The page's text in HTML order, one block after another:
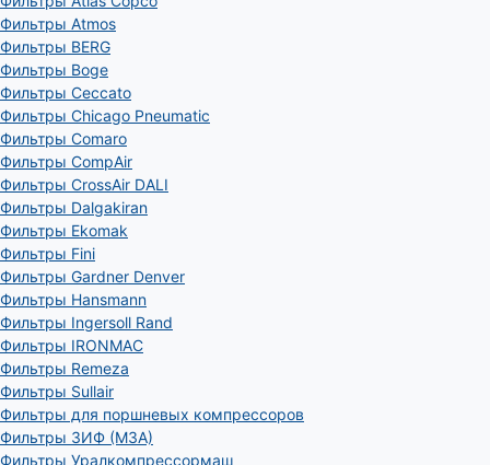
Фильтры Atmos
Фильтры BERG
Фильтры Boge
Фильтры Ceccato
Фильтры Chicago Pneumatic
Фильтры Comaro
Фильтры CompAir
Фильтры CrossAir DALI
Фильтры Dalgakiran
Фильтры Ekomak
Фильтры Fini
Фильтры Gardner Denver
Фильтры Hansmann
Фильтры Ingersoll Rand
Фильтры IRONMAC
Фильтры Remeza
Фильтры Sullair
Фильтры для поршневых компрессоров
Фильтры ЗИФ (МЗА)
Фильтры Уралкомпрессормаш